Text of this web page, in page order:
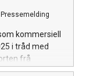
Pressemelding
kommersiell
i tråd med
frå
full